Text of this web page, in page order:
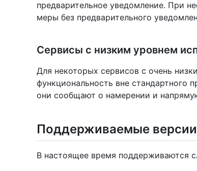
предварительное уведомление. При
меры без предварительного
Сервисы с низким уровнем
Для некоторых сервисов с очень
функциональность вне стандартного
они сообщают о намерении и
Поддерживаемые версии
В настоящее время поддерживаются